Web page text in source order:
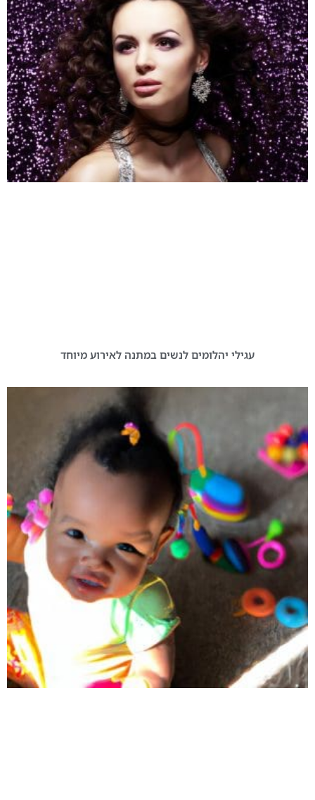
עגילי יהלומים לנשים במתנה לאירוע מיוחד